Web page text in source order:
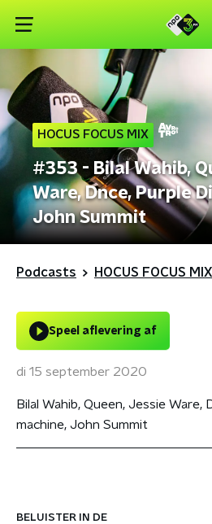
HOCUS FOCUS MIX
#353 - Bilal Wahib,
Ware, Dnce, Purple
John Summit
Podcasts HOCUS FOCUS MIX
BELUISTER IN DE
Speel aflevering af
di 15 september 2020
Bilal Wahib, Queen, Jessie Ware,
machine, John Summit